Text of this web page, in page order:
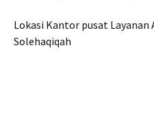
Lokasi Kantor pusat Layanan
Solehaqiqah